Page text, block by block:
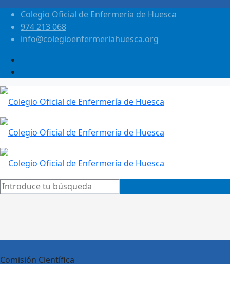
Colegio Oficial de Enfermería de Huesca
974 213 068
info@colegioenfermeriahuesca.org
Comisión Científica